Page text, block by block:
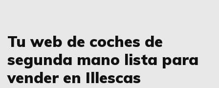
Tu web de coches de
segunda mano lista para
vender en Illescas